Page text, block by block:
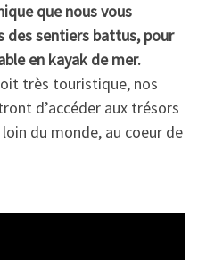
que nous vous
des sentiers battus, pour
en kayak de mer.
très touristique, nos
d’accéder aux trésors
du monde, au coeur de